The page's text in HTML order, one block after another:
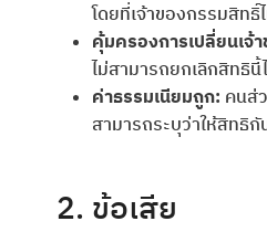
โดยที่เจ้าของกรรมสิทธิ์
คุ้มครองการเปลี่ยนเจ้
ไม่สามารถยกเลิกสิทธิ
ค่าธรรมเนียมถูก: คนส่
สามารถระบุว่าให้สิทธิ
2. ข้อเสีย